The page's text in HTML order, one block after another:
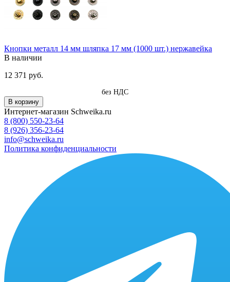
Кнопки металл 14 мм шляпка 17 мм (1000 шт.) нержавейка
В наличии
12 371 руб.
без НДС
В корзину
Интернет-магазин Schweika.ru
8 (800) 550-23-64
8 (926) 356-23-64
info@schweika.ru
Политика конфиденциальности